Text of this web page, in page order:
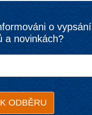
o vypsání
a novinkách?